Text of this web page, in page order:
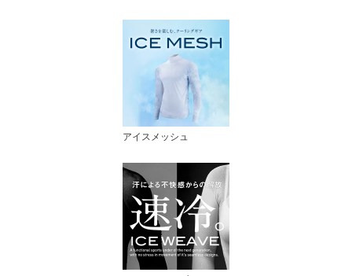
アイスメッシュ